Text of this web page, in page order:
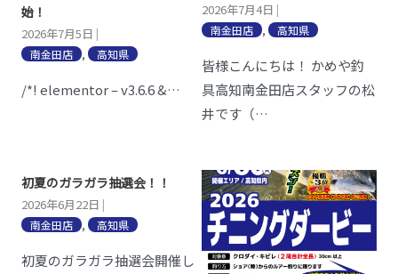
始！
2026年7月5日 |
南金田店
, 高知県
/*! elementor – v3.6.6 &…
2026年7月4日 |
南金田店
, 高知県
皆様こんにちは！ かめや釣
具高知南金田店スタッフの松
井です（…
初夏のガラガラ抽選会！！
2026年6月22日 |
南金田店
, 高知県
初夏のガラガラ抽選会開催し